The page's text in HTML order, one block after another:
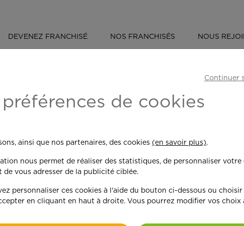
DEVENEZ FRANCHISÉ NOS FRANCHISÉS NOUS
agence APEF
APEF, le réseau d’experts du
maillage national avec la
dernier, la première agence
Elle est gérée par Stéphane
l'entrepreneuriat après une
tourné vers l’humain, il
Continuer
préférences de cookies
ainsi que nos partenaires, des cookies (en savoir plus).
nous permet de réaliser des statistiques, de personnaliser votre
de vous adresser de la publicité ciblée.
personnaliser ces cookies à l'aide du bouton ci-dessous ou
en cliquant en haut à droite. Vous pourrez modifier vos choix